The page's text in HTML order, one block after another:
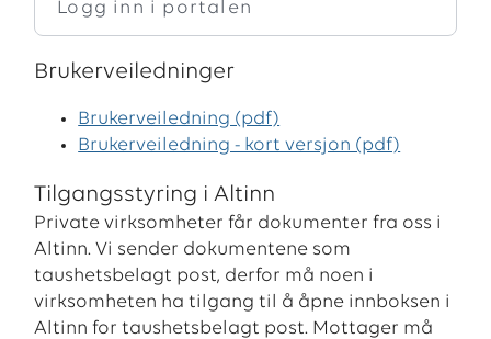
Logg inn i portalen
Brukerveiledninger
Brukerveiledning (pdf)
Brukerveiledning - kort versjon (pdf)
Tilgangsstyring i Altinn
Private virksomheter får dokumenter fra oss i
Altinn. Vi sender dokumentene som
taushetsbelagt post, derfor må noen i
virksomheten ha tilgang til å åpne innboksen i
Altinn for taushetsbelagt post. Mottager må